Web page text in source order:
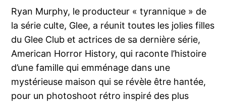
Ryan Murphy, le producteur « tyrannique » de
la série culte, Glee, a réunit toutes les jolies filles
du Glee Club et actrices de sa dernière série,
American Horror History, qui raconte l’histoire
d’une famille qui emménage dans une
mystérieuse maison qui se révèle être hantée,
pour un photoshoot rétro inspiré des plus